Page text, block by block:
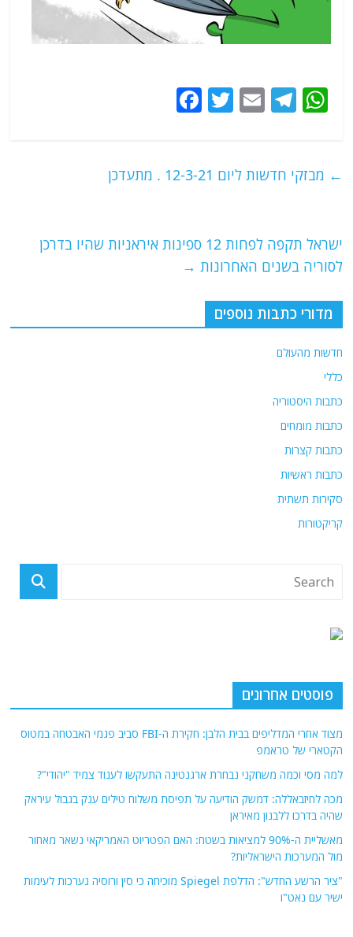
W
s
p
T
g
E
l
T
er
e
o
← מבזקי חדשות ליום 12-3-21 . מתעדכן
ישראל תקפה לפחות 12 ספינות איראניות שהיו בדרכן
לסוריה בשנים האחרונות →
מדורי כתבות נוספים
חדשות מהעולם
כללי
כתבות היסטוריה
כתבות מומחים
כתבות קצרות
כתבות ראשיות
סקירות תשתית
קריקטורות
פוסטים אחרונים
מצוד אחרי המדליפים בבית הלבן: חקירת ה-FBI סביב פגמי האבטחה במטוס
הקטארי של טראמפ
למה מסי וכמה משחקני נבחרת ארגנטינה התעקשו לענוד צמיד "יהודי"?
מכה לחיזבאללה: דמשק הודיעה על תפיסת משלוח טילים ענק בגבול עיראק
שהיה בדרכו ללבנון מאיראן
מאשליית ה-90% למציאות בשטח: האם הפטריוט האמריקאי נשאר מאחור
מול המערכות הישראליות?
"ציר הרשע החדש": הדלפת Spiegel מוכיחה כי סין ורוסיה נערכות לעימות
ישיר עם נאט"ו